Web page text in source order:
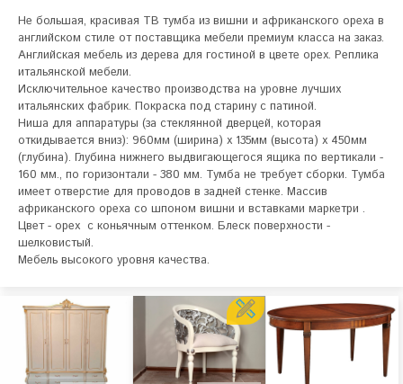
Не большая, красивая ТВ тумба из вишни и африканского ореха в
английском стиле от поставщика мебели премиум класса на заказ.
Английская мебель из дерева для гостиной в цвете орех. Реплика
итальянской мебели.
Исключительное качество производства на уровне лучших
итальянских фабрик. Покраска под старину с патиной.
Ниша для аппаратуры (за стеклянной дверцей, которая
откидывается вниз): 960мм (ширина) х 135мм (высота) х 450мм
(глубина). Глубина нижнего выдвигающегося ящика по вертикали -
160 мм., по горизонтали - 380 мм. Тумба не требует сборки. Тумба
имеет отверстие для проводов в задней стенке. Массив
африканского ореха со шпоном вишни и вставками маркетри .
Цвет - орех  с коньячным оттенком. Блеск поверхности -
шелковистый.
Мебель высокого уровня качества.